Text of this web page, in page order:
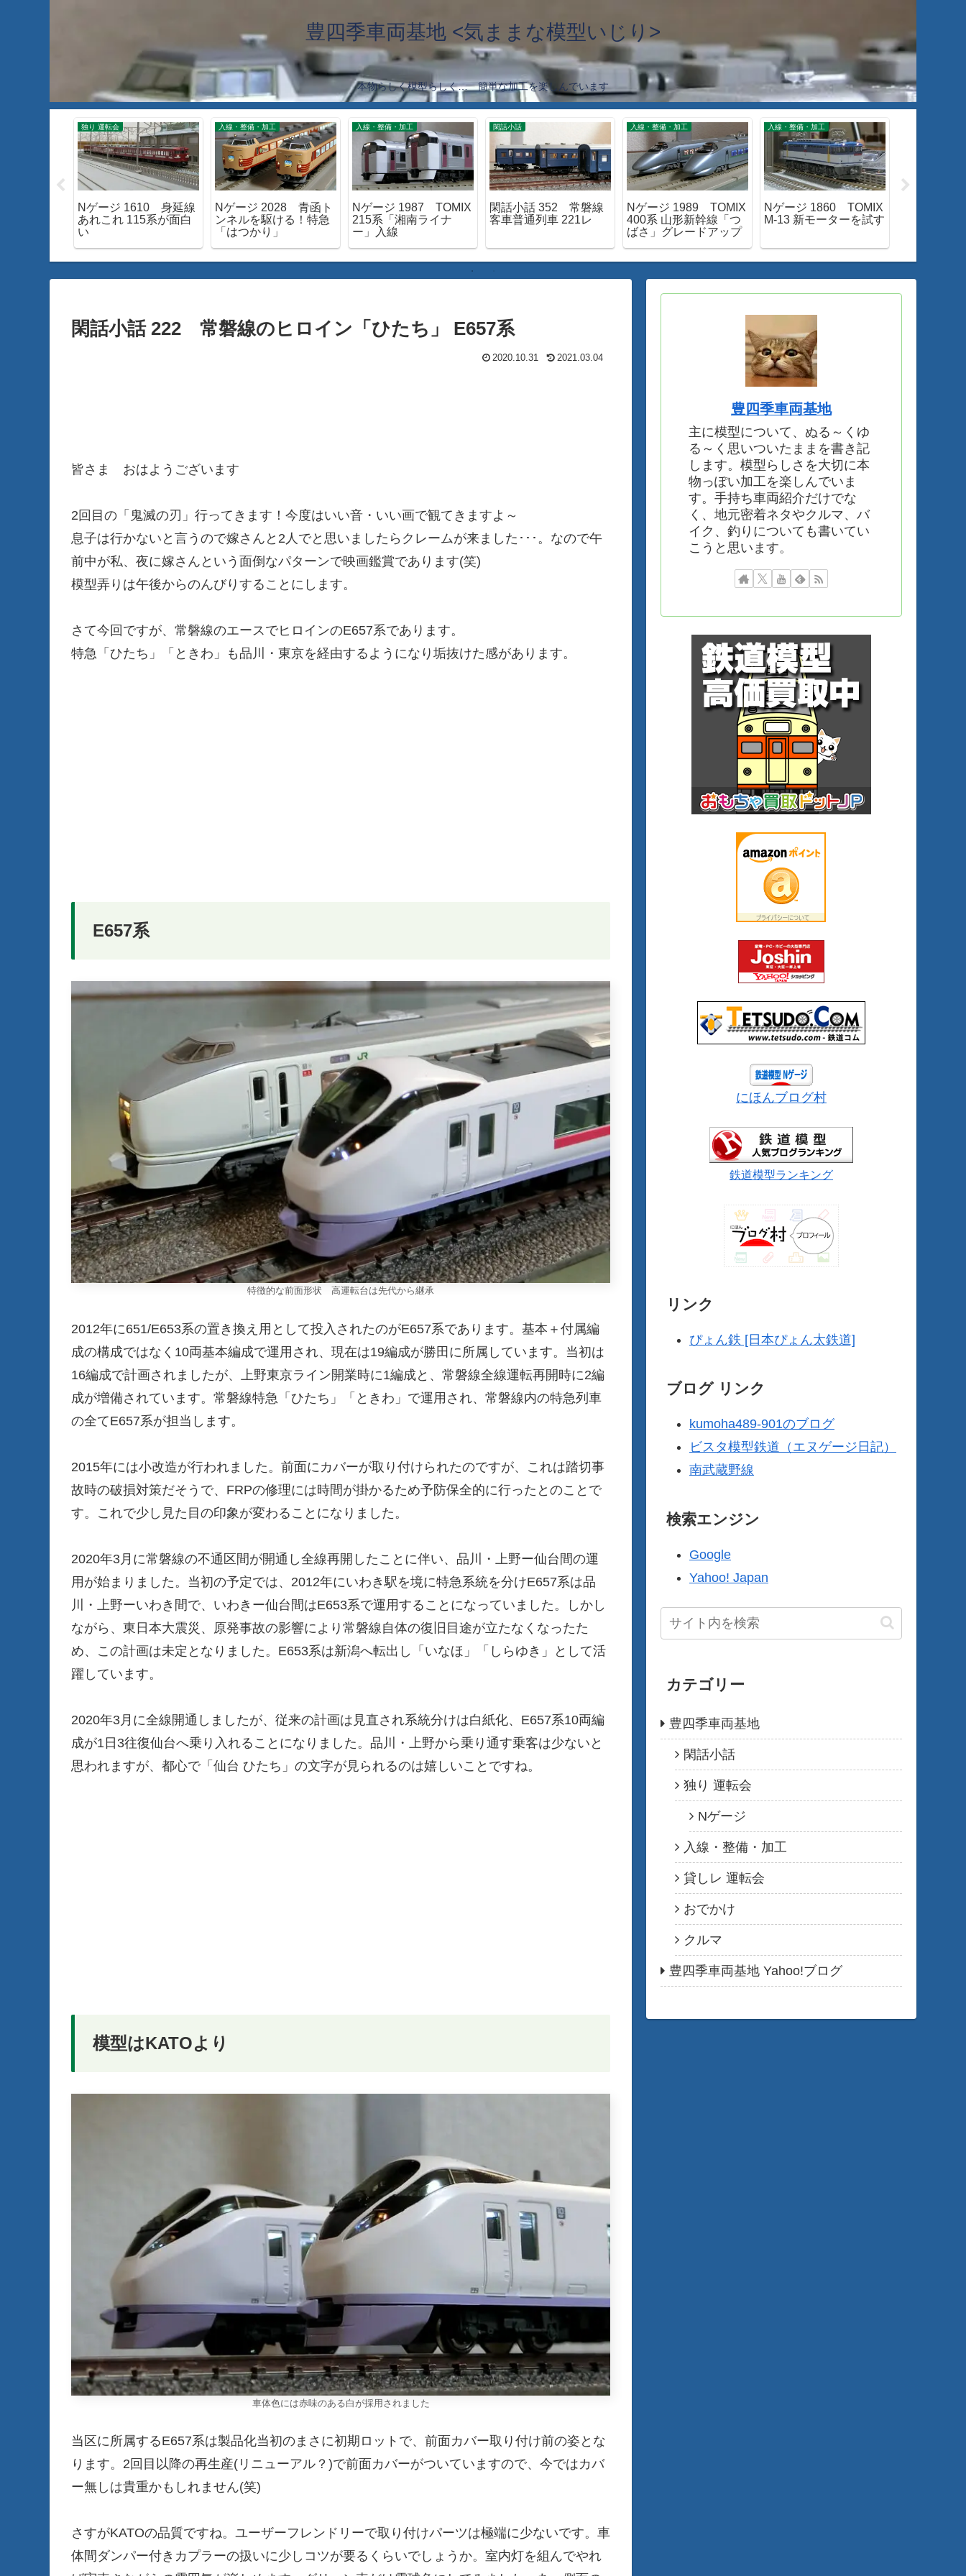
豊四季車両基地 <気ままな模型いじり>
本物らしく模型らしく… 簡単な加工を楽しんでいます
独り 運転会
Nゲージ 1610 身延線
あれこれ 115系が面白
い
入線・整備・加工
Nゲージ 2028 青函ト
ンネルを駆ける！特急
「はつかり」
入線・整備・加工
Nゲージ 1987 TOMIX
215系「湘南ライナ
ー」入線
閑話小話
閑話小話 352 常磐線
客車普通列車 221レ
入線・整備・加工
Nゲージ 1989 TOMIX
400系 山形新幹線「つ
ばさ」グレードアップ
入線・整備・加工
Nゲージ 1860 TOMIX
M-13 新モーターを試す
閑話小話 222 常磐線のヒロイン「ひたち」 E657系
2020.10.31 2021.03.04
皆さま おはようございます
2回目の「鬼滅の刃」行ってきます！今度はいい音・いい画で観てきますよ～
息子は行かないと言うので嫁さんと2人でと思いましたらクレームが来ました･･･。なので午
前中が私、夜に嫁さんという面倒なパターンで映画鑑賞であります(笑)
模型弄りは午後からのんびりすることにします。
さて今回ですが、常磐線のエースでヒロインのE657系であります。
特急「ひたち」「ときわ」も品川・東京を経由するようになり垢抜けた感があります。
E657系
特徴的な前面形状 高運転台は先代から継承
2012年に651/E653系の置き換え用として投入されたのがE657系であります。基本＋付属編
成の構成ではなく10両基本編成で運用され、現在は19編成が勝田に所属しています。当初は
16編成で計画されましたが、上野東京ライン開業時に1編成と、常磐線全線運転再開時に2編
成が増備されています。常磐線特急「ひたち」「ときわ」で運用され、常磐線内の特急列車
の全てE657系が担当します。
2015年には小改造が行われました。前面にカバーが取り付けられたのですが、これは踏切事
故時の破損対策だそうで、FRPの修理には時間が掛かるため予防保全的に行ったとのことで
す。これで少し見た目の印象が変わることになりました。
2020年3月に常磐線の不通区間が開通し全線再開したことに伴い、品川・上野ー仙台間の運
用が始まりました。当初の予定では、2012年にいわき駅を境に特急系統を分けE657系は品
川・上野ーいわき間で、いわきー仙台間はE653系で運用することになっていました。しかし
ながら、東日本大震災、原発事故の影響により常磐線自体の復旧目途が立たなくなったた
め、この計画は未定となりました。E653系は新潟へ転出し「いなほ」「しらゆき」として活
躍しています。
2020年3月に全線開通しましたが、従来の計画は見直され系統分けは白紙化、E657系10両編
成が1日3往復仙台へ乗り入れることになりました。品川・上野から乗り通す乗客は少ないと
思われますが、都心で「仙台 ひたち」の文字が見られるのは嬉しいことですね。
模型はKATOより
車体色には赤味のある白が採用されました
当区に所属するE657系は製品化当初のまさに初期ロットで、前面カバー取り付け前の姿とな
ります。2回目以降の再生産(リニューアル？)で前面カバーがついていますので、今ではカバ
ー無しは貴重かもしれません(笑)
さすがKATOの品質ですね。ユーザーフレンドリーで取り付けパーツは極端に少ないです。車
体間ダンパー付きカプラーの扱いに少しコツが要るくらいでしょうか。室内灯を組んでやれ
豊四季車両基地
主に模型について、ぬる～くゆ
る～く思いついたままを書き記
します。模型らしさを大切に本
物っぽい加工を楽しんでいま
す。手持ち車両紹介だけでな
く、地元密着ネタやクルマ、バ
イク、釣りについても書いてい
こうと思います。
にほんブログ村
鉄道模型ランキング
リンク
ぴょん鉄 [日本ぴょん太鉄道]
ブログ リンク
kumoha489-901のブログ
ビスタ模型鉄道（エヌゲージ日記）
南武蔵野線
検索エンジン
Google
Yahoo! Japan
カテゴリー
豊四季車両基地
閑話小話
独り 運転会
Nゲージ
入線・整備・加工
貸しレ 運転会
おでかけ
クルマ
豊四季車両基地 Yahoo!ブログ